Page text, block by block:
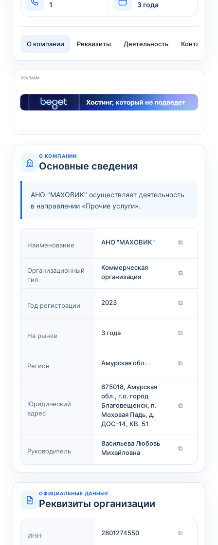
1 3 года
О компании Реквизиты Деятельность Контакты
РЕКЛАМА
О КОМПАНИИ
Основные сведения
АНО "МАХОВИК" осуществляет деятельность
в направлении «Прочие услуги».
Наименование АНО "МАХОВИК" ⧉
Организационный
тип
Коммерческая
организация
⧉
Год регистрации 2023 ⧉
На рынке 3 года ⧉
Регион Амурская обл. ⧉
Юридический
адрес
675018, Амурская
обл., г.о. город
Благовещенск, п.
Моховая Падь, д.
ДОС-14, КВ. 51
⧉
Руководитель
Васильева Любовь
Михайловна
⧉
ОФИЦИАЛЬНЫЕ ДАННЫЕ
Реквизиты организации
ИНН 2801274550 ⧉